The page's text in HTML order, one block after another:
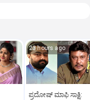
23 hours ago
ಪ್ರದೋಷ್‌ ಮಾಫಿ ಸಾಕ್ಷಿ: